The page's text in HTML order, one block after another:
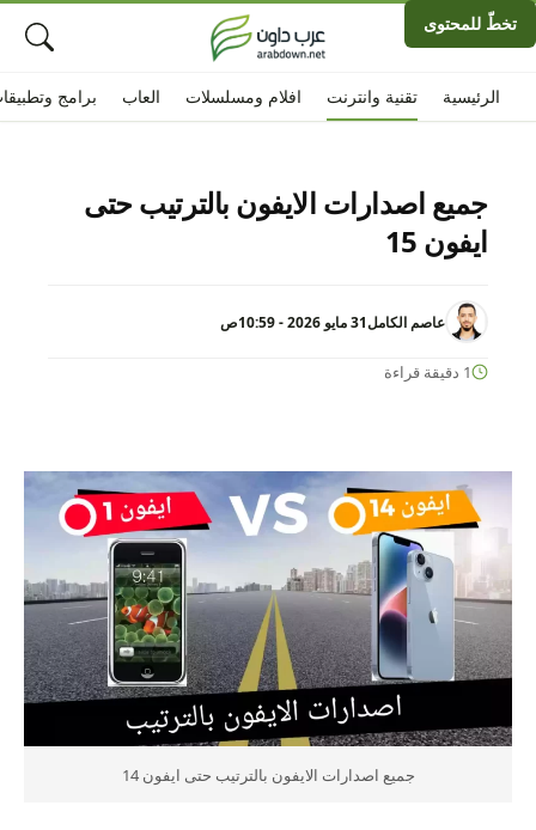
تخطّ للمحتوى
الرئيسية افلام ومسلسلات تقنية وانترنت العاب برامج
جميع اصدارات الايفون بالترتيب حتى
ايفون 15
عاصم الكامل31 مايو 2026 - 10:59ص
1 دقيقة قراءة
جميع اصدارات الايفون بالترتيب حتى ايفون 14